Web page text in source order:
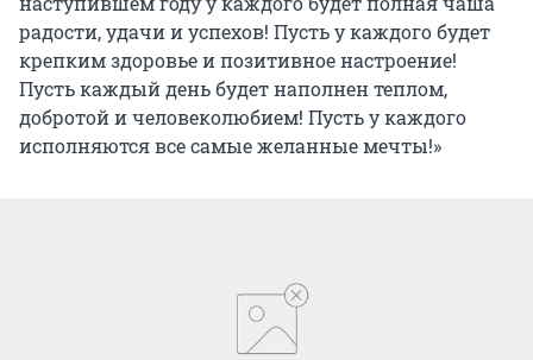
радости, удачи и успехов! Пусть у каждого будет
крепким здоровье и позитивное настроение!
Пусть каждый день будет наполнен теплом,
добротой и человеколюбием! Пусть у каждого
исполняются все самые желанные мечты!»